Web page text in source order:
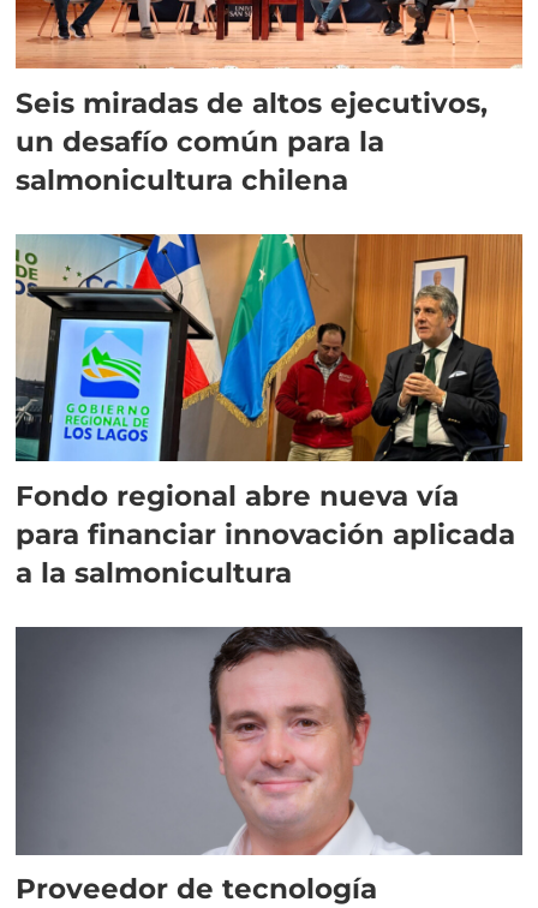
Seis miradas de altos ejecutivos,
un desafío común para la
salmonicultura chilena
Fondo regional abre nueva vía
para financiar innovación aplicada
a la salmonicultura
Proveedor de tecnología